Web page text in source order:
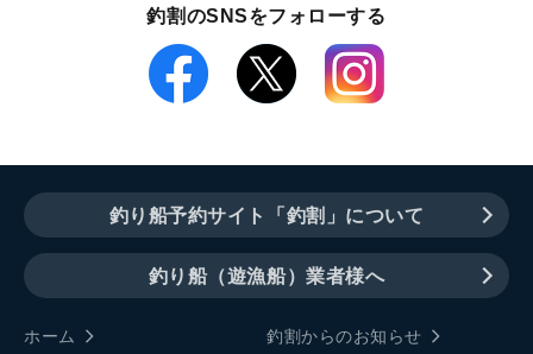
釣割のSNSをフォローする
釣り船予約サイト「釣割」について
釣り船（遊漁船）業者様へ
ホーム
釣割からのお知らせ